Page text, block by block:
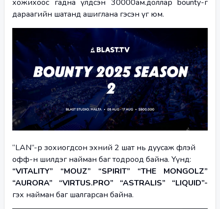
хожихоос гадна үлдсэн 30000ам.доллар bounty-г
дараагийн шатанд ашиглана гэсэн үг юм.
“LAN”-р зохиогдсон эхний 2 шат нь дуусаж флэй
офф-н шилдэг найман баг тодроод байна. Үүнд:
“VITALITY” “MOUZ” “SPIRIT” “THE MONGOLZ”
гэх найман баг шалгарсан байна.